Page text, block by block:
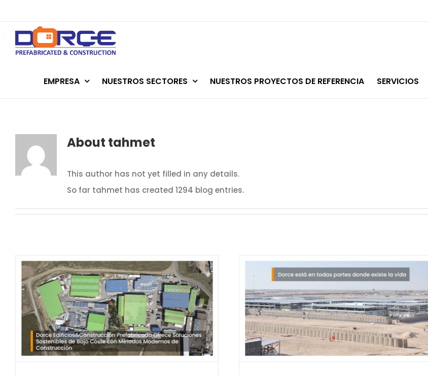
to
content
EMPRESA NUESTROS SECTORES NUESTROS PROYECTOS DE REFERENCIA SERVICIOS
About tahmet
This author has not yet filled in any details.
So far tahmet has created 1294 blog entries.